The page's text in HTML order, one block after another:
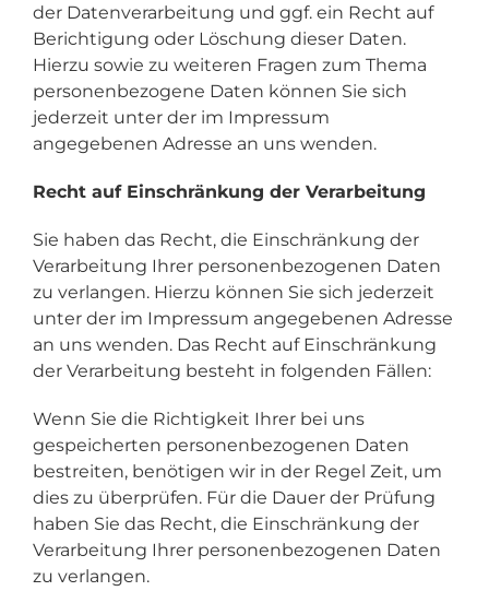
der Datenverarbeitung und ggf. ein Recht auf
Berichtigung oder Löschung dieser Daten.
Hierzu sowie zu weiteren Fragen zum Thema
personenbezogene Daten können Sie sich
jederzeit unter der im Impressum
angegebenen Adresse an uns wenden.
Recht auf Einschränkung der Verarbeitung
Sie haben das Recht, die Einschränkung der
Verarbeitung Ihrer personenbezogenen Daten
zu verlangen. Hierzu können Sie sich jederzeit
unter der im Impressum angegebenen Adresse
an uns wenden. Das Recht auf Einschränkung
der Verarbeitung besteht in folgenden Fällen:
Wenn Sie die Richtigkeit Ihrer bei uns
gespeicherten personenbezogenen Daten
bestreiten, benötigen wir in der Regel Zeit, um
dies zu überprüfen. Für die Dauer der Prüfung
haben Sie das Recht, die Einschränkung der
Verarbeitung Ihrer personenbezogenen Daten
zu verlangen.